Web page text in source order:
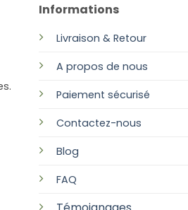
Informations
Livraison & Retour
A propos de nous
Paiement sécurisé
Contactez-nous
Blog
FAQ